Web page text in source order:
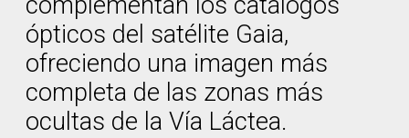
complementan los catálogos
ópticos del satélite Gaia,
ofreciendo una imagen más
completa de las zonas más
ocultas de la Vía Láctea.